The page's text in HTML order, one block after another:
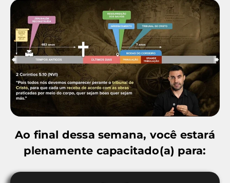
Ao final dessa semana, você estará
plenamente capacitado(a) para: